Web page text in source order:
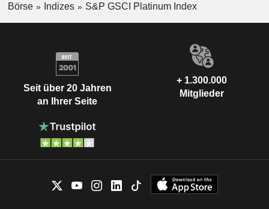
Börse Indizes S&P GSCI Platinum Index
Seit über 20 Jahren
an Ihrer Seite
+ 1.300.000
Mitglieder